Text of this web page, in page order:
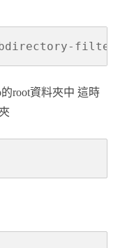
filter
root資料夾中 這時